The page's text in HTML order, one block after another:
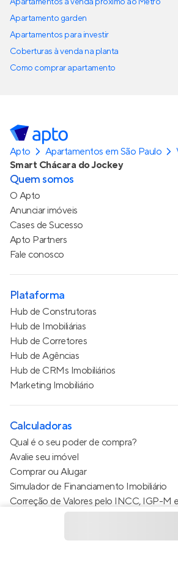
Apartamento garden
Apartamentos para investir
Coberturas à venda na planta
Como comprar apartamento
Apto Apartamentos em São Paulo
Smart Chácara do Jockey
Quem somos
O Apto
Anunciar imóveis
Cases de Sucesso
Apto Partners
Fale conosco
Plataforma
Hub de Construtoras
Hub de Imobiliárias
Hub de Corretores
Hub de Agências
Hub de CRMs Imobiliários
Marketing Imobiliário
Calculadoras
Qual é o seu poder de compra?
Avalie seu imóvel
Comprar ou Alugar
Simulador de Financiamento Imobiliário
Correção de Valores pelo INCC, IGP-M
Estimativa de valor do condomínio